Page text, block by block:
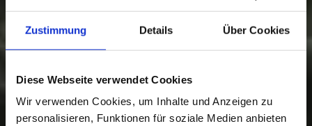
Zustimmung Details Über Cookies
Diese Webseite verwendet Cookies
Wir verwenden Cookies, um Inhalte und Anzeigen zu
personalisieren, Funktionen für soziale Medien anbieten